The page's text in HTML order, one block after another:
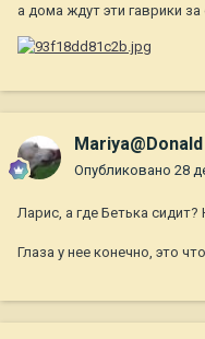
а дома ждут эти гаврики за
Mariya@Donald
Опубликовано 28
Ларис, а где Бетька
Глаза у нее конечно, это